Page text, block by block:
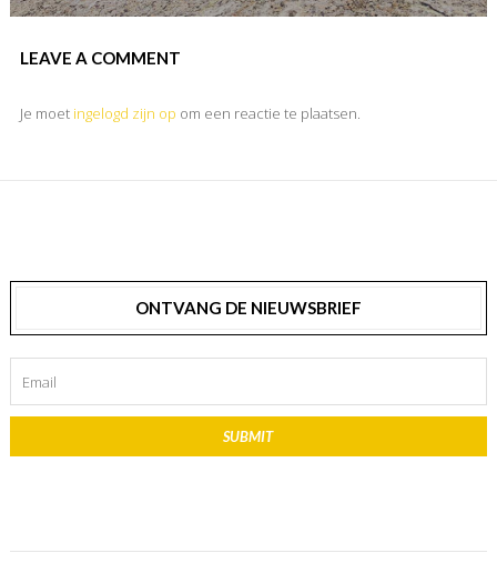
LEAVE A COMMENT
Je moet ingelogd zijn op om een reactie te plaatsen.
ONTVANG DE NIEUWSBRIEF
SUBMIT